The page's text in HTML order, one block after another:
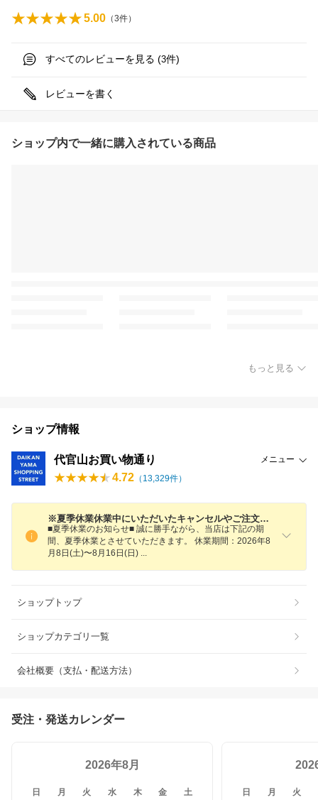
5.00 （3件）
すべてのレビューを見る (3件)
レビューを書く
ショップ内で一緒に購入されている商品
もっと見る
ショップ情報
代官山お買い物通り メニュー
4.72 （ 13,329件）
※夏季休業休業中にいただいたキャンセルやご注文変更の対応はできかねてしまいますことをご了承ください。
■夏季休業のお知らせ■ 誠に勝手ながら、当店は下記の期
間、夏季休業とさせていただきます。 休業期間：2026年8
月8日(土)〜8月16日(日)
ショップトップ
ショップカテゴリ一覧
会社概要（支払・配送方法）
受注・発送カレンダー
2026年8月
日 月 火 水 木 金 土 日 月 火